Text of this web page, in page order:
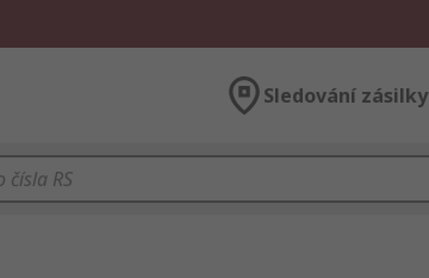
Sledování zásilky